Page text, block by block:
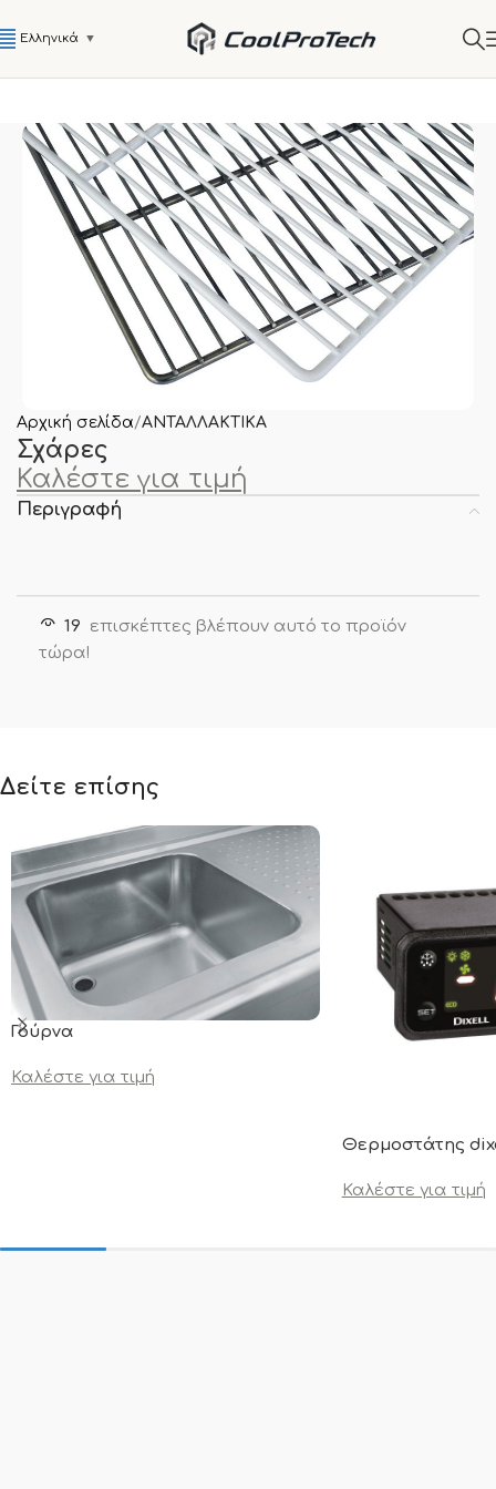
Ελληνικά ▼
Αρχική σελίδα ΑΝΤΑΛΛΑΚΤΙΚΑ
Σχάρες
Καλέστε για τιμή
Περιγραφή
19 επισκέπτες βλέπουν αυτό το προϊόν
τώρα!
Δείτε επίσης
Γούρνα
Καλέστε για τιμή
Θερμοστάτης
Καλέστε για τιμή